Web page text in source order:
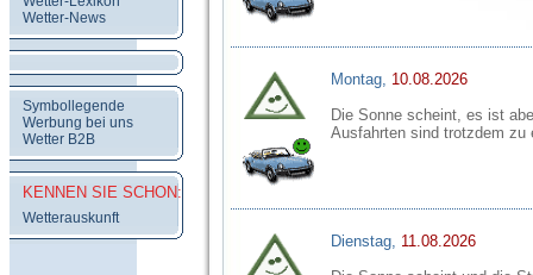
Wetter-News
Symbollegende
Werbung bei uns
Wetter B2B
KENNEN SIE SCHON:
Wetterauskunft
Montag, 10.08.2026
Die Sonne scheint, es ist
Ausfahrten sind trotzdem zu
Dienstag, 11.08.2026